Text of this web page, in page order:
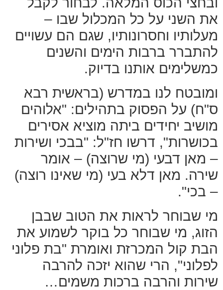
את השני על כל המכלול שבו –
מעלותיו וחסרונותיו, שגם הם עשויים
להתברר ברבות הימים והשנים
כמשלימים אותנו בדיוק.
ומובטח לנו במדרש (בראשית רבא
ס"ח) על הפסוק בתהילים: "אלוהים
מושיב יחידים ביתה מוציא אסירים
בכושרות", דרשו חז"ל: "בבכי ושירות
– מאן דבעי (מי שרוצה) – אומר
שירה. מאן דלא בעי (מי שאינו רוצה)
– בכי".
מי שבוחר לראות את הטוב שבבן
הזוג, מי שבוחר כל בוקר לשמוע את
הבת קול המכרזת ואומרת "בת פלוני
לפלוני", הרי שהוא יזכה להרבה
שירות והרבה ברכות משמים…